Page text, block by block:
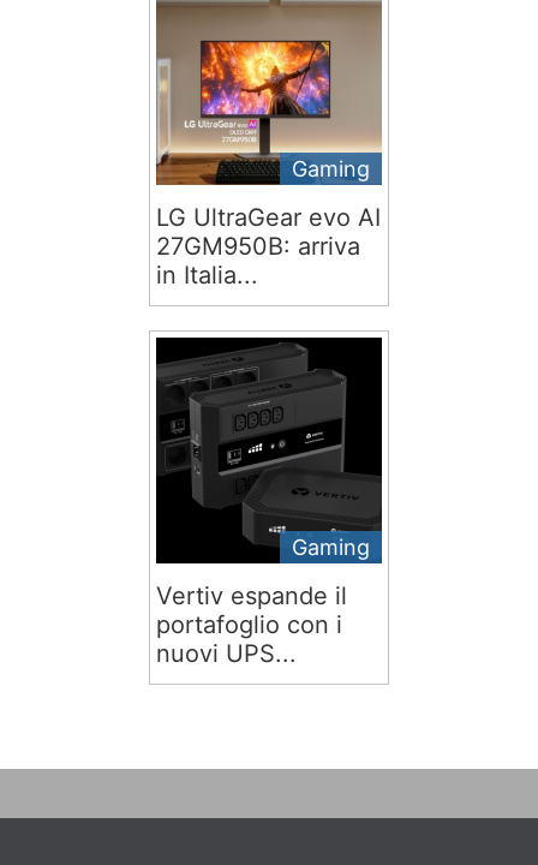
Gaming
LG UltraGear evo AI
27GM950B: arriva
in Italia...
Gaming
Vertiv espande il
portafoglio con i
nuovi UPS...